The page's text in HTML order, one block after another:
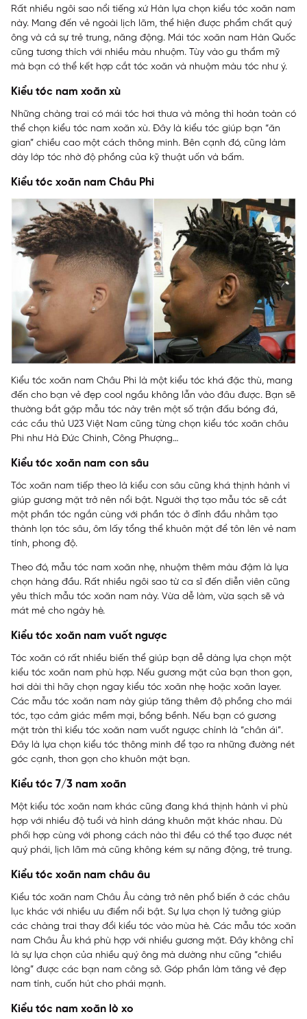
Rất nhiều ngôi sao nổi tiếng xứ Hàn lựa chọn kiểu tóc xoăn nam
này. Mang đến vẻ ngoài lịch lãm, thể hiện được phẩm chất quý
ông và cả sự trẻ trung, năng động. Mái tóc xoăn nam Hàn Quốc
cũng tương thích với nhiều màu nhuộm. Tùy vào gu thẩm mỹ
mà bạn có thể kết hợp cắt tóc xoăn và nhuộm màu tóc như ý.
Kiểu tóc nam xoăn xù
Những chàng trai có mái tóc hơi thưa và mỏng thì hoàn toàn có
thể chọn kiểu tóc nam xoăn xù. Đây là kiểu tóc giúp bạn “ăn
gian” chiều cao một cách thông minh. Bên cạnh đó, cũng làm
dày lớp tóc nhờ độ phồng của kỹ thuật uốn và bấm.
Kiểu tóc xoăn nam Châu Phi
Kiểu tóc xoăn nam Châu Phi là một kiểu tóc khá đặc thù, mang
đến cho bạn vẻ đẹp cool ngầu không lẫn vào đâu được. Bạn sẽ
thường bắt gặp mẫu tóc này trên một số trận đấu bóng đá,
các cầu thủ U23 Việt Nam cũng từng chọn kiểu tóc xoăn châu
Phi như Hà Đức Chinh, Công Phượng…
Kiểu tóc xoăn nam con sâu
Tóc xoăn nam tiếp theo là kiểu con sâu cũng khá thịnh hành vì
giúp gương mặt trở nên nổi bật. Người thợ tạo mẫu tóc sẽ cắt
một phần tóc ngắn cùng với phần tóc ở đỉnh đầu nhằm tạo
thành lọn tóc sâu, ôm lấy tổng thể khuôn mặt để tôn lên vẻ nam
tính, phong độ.
Theo đó, mẫu tóc nam xoăn nhẹ, nhuộm thêm màu đậm là lựa
chọn hàng đầu. Rất nhiều ngôi sao từ ca sĩ đến diễn viên cũng
yêu thích mẫu tóc xoăn nam này. Vừa dễ làm, vừa sạch sẽ và
mát mẻ cho ngày hè.
Kiểu tóc xoăn nam vuốt ngược
Tóc xoăn có rất nhiều biến thể giúp bạn dễ dàng lựa chọn một
kiểu tóc xoăn nam phù hợp. Nếu gương mặt của bạn thon gọn,
hơi dài thì hãy chọn ngay kiểu tóc xoăn nhẹ hoặc xoăn layer.
Các mẫu tóc xoăn nam này giúp tăng thêm độ phồng cho mái
tóc, tạo cảm giác mềm mại, bồng bềnh. Nếu bạn có gương
mặt tròn thì kiểu tóc xoăn nam vuốt ngược chính là “chân ái”.
Đây là lựa chọn kiểu tóc thông minh để tạo ra những đường nét
góc cạnh, thon gọn cho khuôn mặt bạn.
Kiểu tóc 7/3 nam xoăn
Một kiểu tóc xoăn nam khác cũng đang khá thịnh hành vì phù
hợp với nhiều độ tuổi và hình dáng khuôn mặt khác nhau. Dù
phối hợp cùng với phong cách nào thì đều có thể tạo được nét
quý phái, lịch lãm mà cũng không kém sự năng động, trẻ trung.
Kiểu tóc xoăn nam châu âu
Kiểu tóc xoăn nam Châu Âu càng trở nên phổ biến ở các châu
lục khác với nhiều ưu điểm nổi bật. Sự lựa chọn lý tưởng giúp
các chàng trai thay đổi kiểu tóc vào mùa hè. Các mẫu tóc xoăn
nam Châu Âu khá phù hợp với nhiều gương mặt. Đây không chỉ
là sự lựa chọn của nhiều quý ông mà dường như cũng “chiều
lòng” được các bạn nam công sở. Góp phần làm tăng vẻ đẹp
nam tính, cuốn hút cho phái mạnh.
Kiểu tóc nam xoăn lò xo